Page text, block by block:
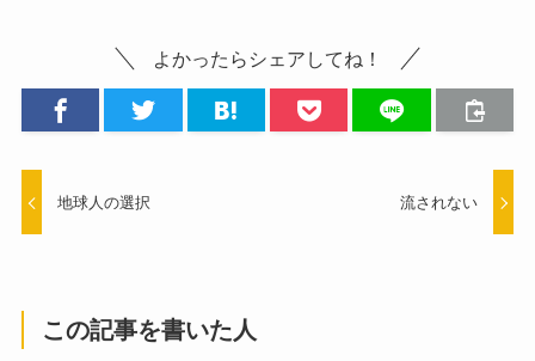
よかったらシェアしてね！
地球人の選択 流されない
この記事を書いた人